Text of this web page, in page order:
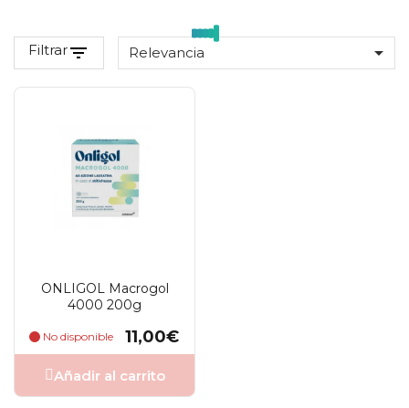
Filtrarfilter_list Relevancia 
ONLIGOL Macrogol
4000 200g
No disponible
Precio 11,00€
Añadir al carrito